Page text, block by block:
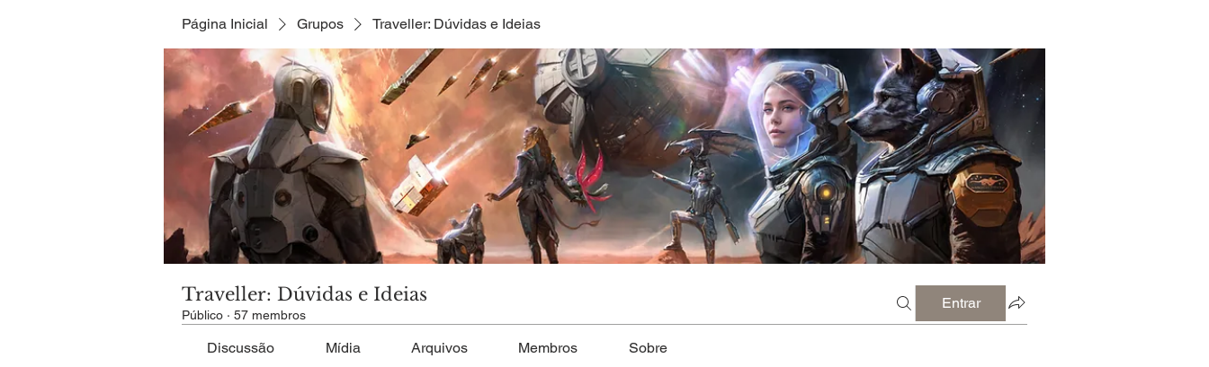
Página Inicial Grupos Traveller: Dúvidas e Ideias
Traveller: Dúvidas e Ideias
Público · 57 membros
Entrar
Discussão Mídia Arquivos Membros Sobre